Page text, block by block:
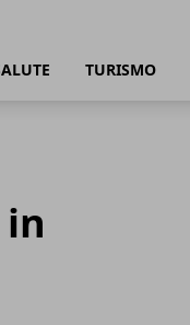
TURISMO